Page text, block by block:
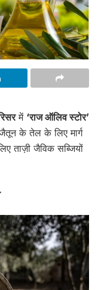
में ‘राज ऑलिव स्टोर’
के तेल के लिए मार्ग
ताज़ी जैविक सब्जियों